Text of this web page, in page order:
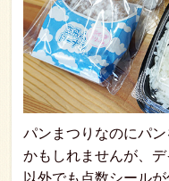
パンまつりなのにパ
かもしれませんが、
以外でも点数シールが